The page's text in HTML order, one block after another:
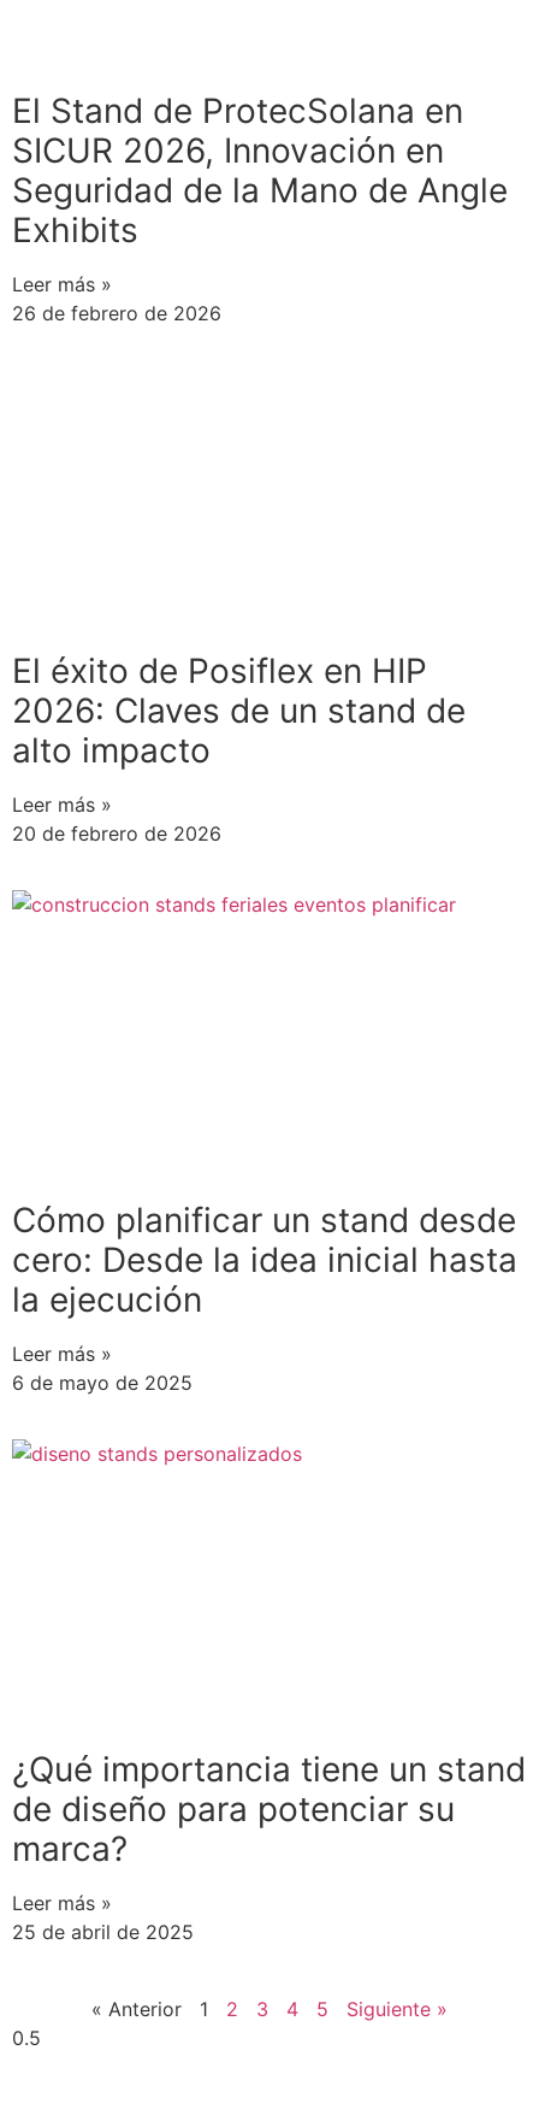
El Stand de ProtecSolana en
SICUR 2026, Innovación en
Seguridad de la Mano de Angle
Exhibits
Leer más »
26 de febrero de 2026
El éxito de Posiflex en HIP
2026: Claves de un stand de
alto impacto
Leer más »
20 de febrero de 2026
Cómo planificar un stand desde
cero: Desde la idea inicial hasta
la ejecución
Leer más »
6 de mayo de 2025
¿Qué importancia tiene un stand
de diseño para potenciar su
marca?
Leer más »
25 de abril de 2025
« Anterior 1 2 3 4 5 Siguiente »